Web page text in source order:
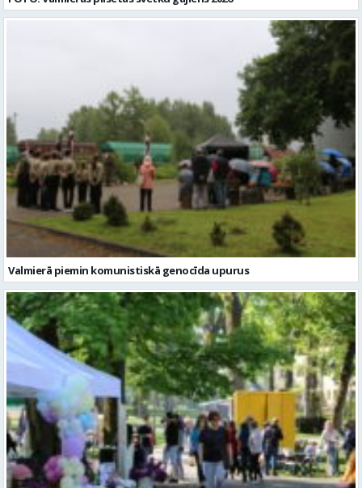
Valmierā piemin komunistiskā genocīda upurus